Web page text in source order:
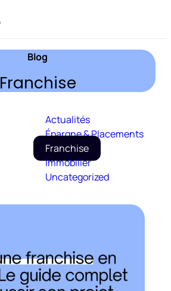
Blog
Franchise
Actualités
Épargne & Placements
Franchise
Immobilier
Uncategorized